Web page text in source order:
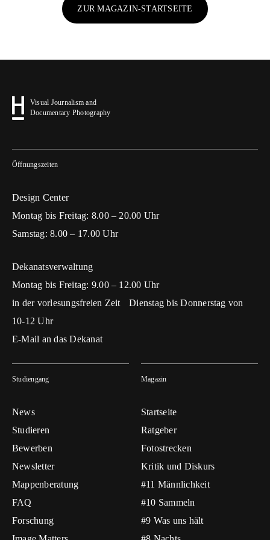
ZUR MAGAZIN-STARTSEITE
Visual Journalism and
Documentary Photography
Öffnungszeiten
Design Center
Montag bis Freitag: 8.00 – 20.00 Uhr
Samstag: 8.00 – 17.00 Uhr
Dekanatsverwaltung
Montag bis Freitag: 9.00 – 12.00 Uhr
in der vorlesungsfreien Zeit Dienstag bis Donnerstag von
10-12 Uhr
E-Mail an das Dekanat
Studiengang
News
Studieren
Bewerben
Newsletter
Mappenberatung
FAQ
Forschung
Magazin
Startseite
Ratgeber
Fotostrecken
Kritik und Diskurs
#11 Männlichkeit
#10 Sammeln
#9 Was uns hält